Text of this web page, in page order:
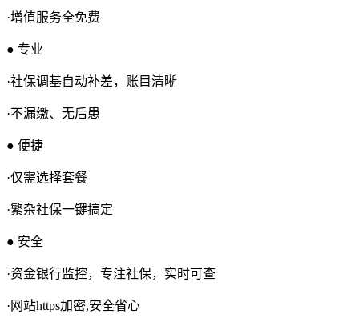
·增值服务全免费
● 专业
·社保调基自动补差，账目清晰
·不漏缴、无后患
● 便捷
·仅需选择套餐
·繁杂社保一键搞定
● 安全
·资金银行监控，专注社保，实时可查
·网站https加密,安全省心